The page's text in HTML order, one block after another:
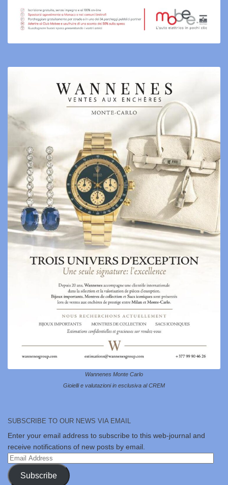
Wannenes Monte Carlo
Gioielli e valutazioni in esclusiva al CREM
SUBSCRIBE TO OUR NEWS VIA EMAIL
Enter your email address to subscribe to this web-journal and
receive notifications of new posts by email.
Email
Address
Subscribe